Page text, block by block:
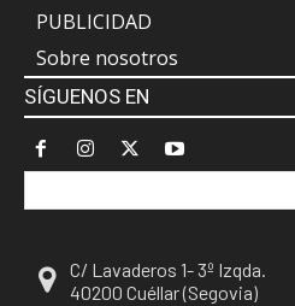
PUBLICIDAD
Sobre nosotros
SÍGUENOS EN
C/ Lavaderos 1- 3º Izqda.
40200 Cuéllar (Segovia)